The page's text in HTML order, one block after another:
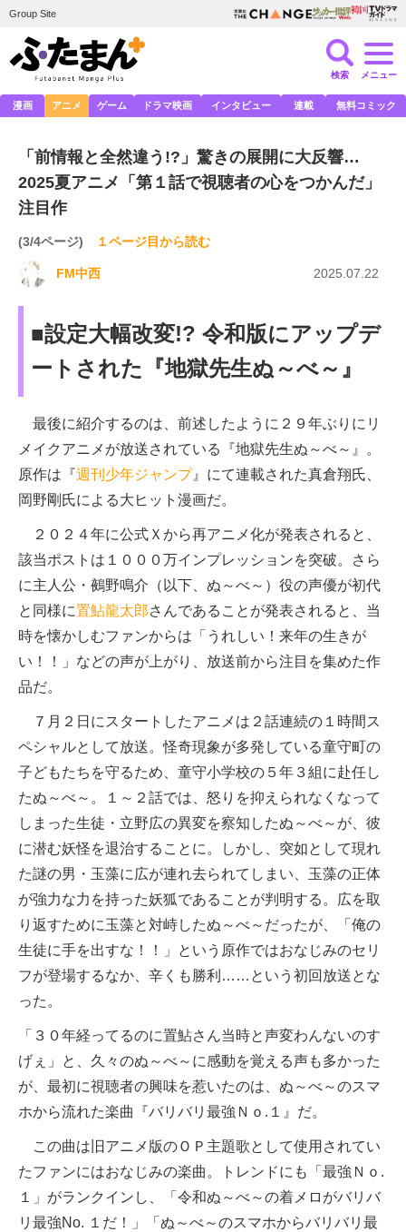
Group Site
検索 メニュー
漫画 アニメ ゲーム ドラマ映画 インタビュー 連載 無料コミック
「前情報と全然違う!?」驚きの展開に大反響…
2025夏アニメ「第１話で視聴者の心をつかんだ」
注目作
(3/4ページ) １ページ目から読む
FM中西 2025.07.22
■設定大幅改変!? 令和版にアップデ
ートされた『地獄先生ぬ～べ～』
最後に紹介するのは、前述したように２９年ぶりにリ
メイクアニメが放送されている『地獄先生ぬ～べ～』。
原作は『週刊少年ジャンプ』にて連載された真倉翔氏、
岡野剛氏による大ヒット漫画だ。
２０２４年に公式Ｘから再アニメ化が発表されると、
該当ポストは１０００万インプレッションを突破。さら
に主人公・鵺野鳴介（以下、ぬ～べ～）役の声優が初代
と同様に置鮎龍太郎さんであることが発表されると、当
時を懐かしむファンからは「うれしい！来年の生きが
い！！」などの声が上がり、放送前から注目を集めた作
品だ。
７月２日にスタートしたアニメは２話連続の１時間ス
ペシャルとして放送。怪奇現象が多発している童守町の
子どもたちを守るため、童守小学校の５年３組に赴任し
たぬ～べ～。１～２話では、怒りを抑えられなくなって
しまった生徒・立野広の異変を察知したぬ～べ～が、彼
に潜む妖怪を退治することに。しかし、突如として現れ
た謎の男・玉藻に広が連れ去られてしまい、玉藻の正体
が強力な力を持った妖狐であることが判明する。広を取
り返すために玉藻と対峙したぬ～べ～だったが、「俺の
生徒に手を出すな！！」という原作ではおなじみのセリ
フが登場するなか、辛くも勝利……という初回放送とな
った。
「３０年経ってるのに置鮎さん当時と声変わんないのす
げぇ」と、久々のぬ～べ～に感動を覚える声も多かった
が、最初に視聴者の興味を惹いたのは、ぬ～べ～のスマ
ホから流れた楽曲『バリバリ最強Ｎｏ.１』だ。
この曲は旧アニメ版のＯＰ主題歌として使用されてい
たファンにはおなじみの楽曲。トレンドにも「最強Ｎｏ.
１」がランクインし、「令和ぬ～べ～の着メロがバリバ
リ最強No. １だ！」「ぬ～べ～のスマホからバリバリ最